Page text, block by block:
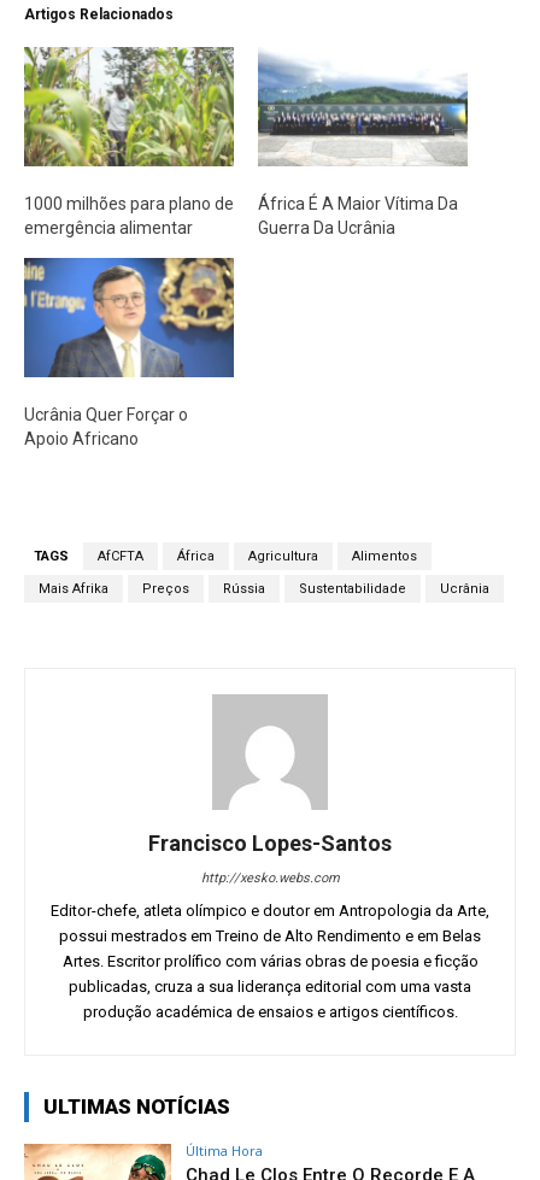
Artigos Relacionados
1000 milhões para plano de
emergência alimentar
África É A Maior Vítima Da
Guerra Da Ucrânia
Ucrânia Quer Forçar o
Apoio Africano
TAGS AfCFTA África Agricultura Alimentos
Mais Afrika Preços Rússia Sustentabilidade Ucrânia
Francisco Lopes-Santos
http://xesko.webs.com
Editor-chefe, atleta olímpico e doutor em Antropologia da Arte,
possui mestrados em Treino de Alto Rendimento e em Belas
Artes. Escritor prolífico com várias obras de poesia e ficção
publicadas, cruza a sua liderança editorial com uma vasta
produção académica de ensaios e artigos científicos.
ULTIMAS NOTÍCIAS
Última Hora